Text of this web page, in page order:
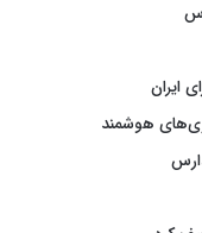
هوشمند